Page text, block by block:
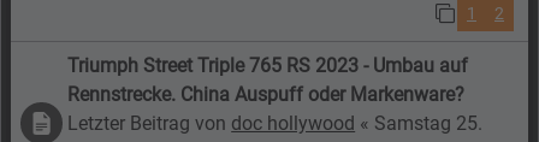
1 2
Triumph Street Triple 765 RS 2023 - Umbau auf
Rennstrecke. China Auspuff oder Markenware?
Letzter Beitrag von doc hollywood « Samstag 25.